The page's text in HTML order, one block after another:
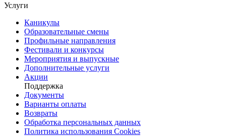
Услуги
Каникулы
Образовательные смены
Профильные направления
Фестивали и конкурсы
Мероприятия и выпускные
Дополнительные услуги
Акции
Поддержка
Документы
Варианты оплаты
Возвраты
Обработка персональных данных
Политика использования Cookies